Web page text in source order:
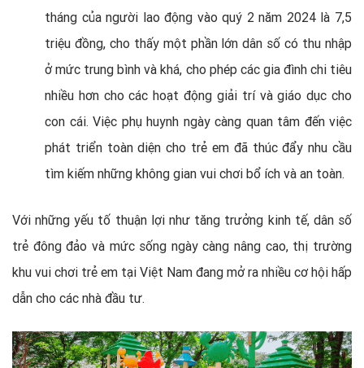
tháng của người lao động vào quý 2 năm 2024 là 7,5
triệu đồng, cho thấy một phần lớn dân số có thu nhập
ở mức trung bình và khá, cho phép các gia đình chi tiêu
nhiều hơn cho các hoạt động giải trí và giáo dục cho
con cái. Việc phụ huynh ngày càng quan tâm đến việc
phát triển toàn diện cho trẻ em đã thúc đẩy nhu cầu
tìm kiếm những không gian vui chơi bổ ích và an toàn.
Với những yếu tố thuận lợi như tăng trưởng kinh tế, dân số
trẻ đông đảo và mức sống ngày càng nâng cao, thị trường
khu vui chơi trẻ em tại Việt Nam đang mở ra nhiều cơ hội hấp
dẫn cho các nhà đầu tư.